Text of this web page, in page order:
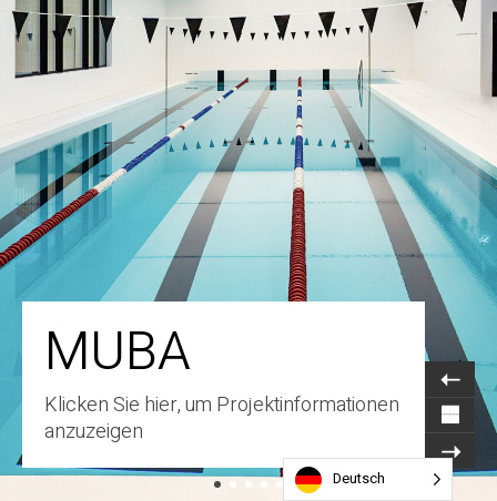
MUBA
Klicken Sie hier, um Projektinformationen
anzuzeigen
Deutsch